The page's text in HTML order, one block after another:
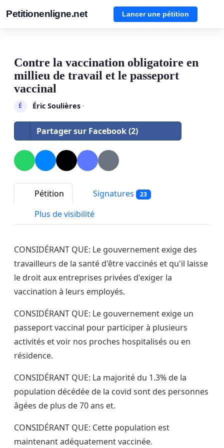
Petitionenligne.net Lancer une pétition
Contre la vaccination obligatoire en
millieu de travail et le passeport
vaccinal
É Éric Soulières·
Partager sur Facebook (2)
Pétition Signatures 23
Plus de visibilité
CONSIDÉRANT QUE: Le gouvernement exige des
travailleurs de la santé d'être vaccinés et qu'il laisse
le droit aux entreprises privées d'exiger la
vaccination à leurs employés.
CONSIDÉRANT QUE: Le gouvernement exige un
passeport vaccinal pour participer à plusieurs
activités et voir nos proches hospitalisés ou en
résidence.
CONSIDÉRANT QUE: La majorité du 1.3% de la
population décédée de la covid sont des personnes
âgées de plus de 70 ans et.
CONSIDÉRANT QUE: Cette population est
maintenant adéquatement vaccinée.